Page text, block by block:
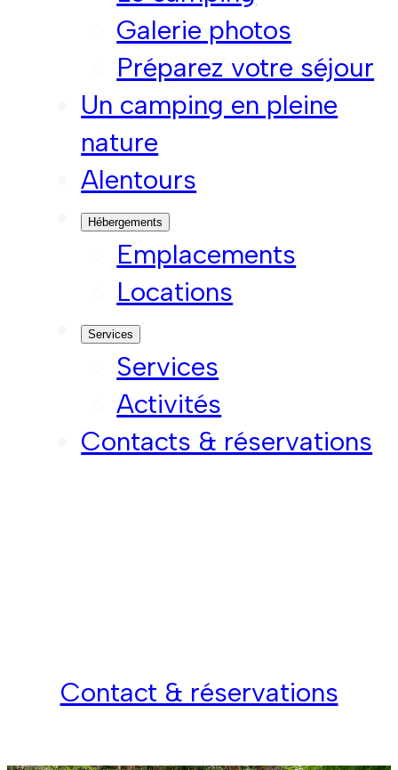
Galerie photos
Préparez votre séjour
Un camping en pleine
nature
Alentours
Hébergements
Emplacements
Locations
Services
Services
Activités
Contacts & réservations
Contact & réservations